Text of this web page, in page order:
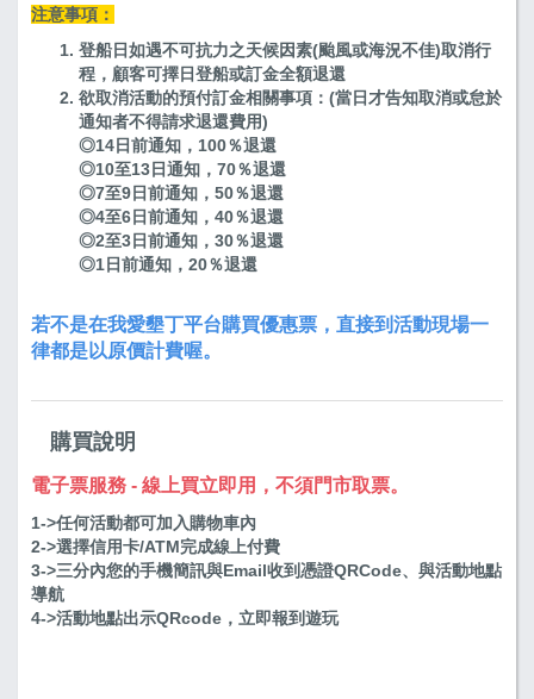
注意事項：
登船日如遇不可抗力之天候因素(颱風或海況不佳)取消行
程，顧客可擇日登船或訂金全額退還
欲取消活動的預付訂金相關事項：(當日才告知取消或怠於
通知者不得請求退還費用)
◎14日前通知，100％退還
◎10至13日通知，70％退還
◎7至9日前通知，50％退還
◎4至6日前通知，40％退還
◎2至3日前通知，30％退還
◎1日前通知，20％退還
若不是在我愛墾丁平台購買優惠票，直接到活動現場一
律都是以原價計費喔。
購買說明
電子票服務 - 線上買立即用，不須門市取票。
1->任何活動都可加入購物車內
2->選擇信用卡/ATM完成線上付費
3->三分內您的手機簡訊與Email收到憑證QRCode、與活動地點
導航
4->活動地點出示QRcode，立即報到遊玩